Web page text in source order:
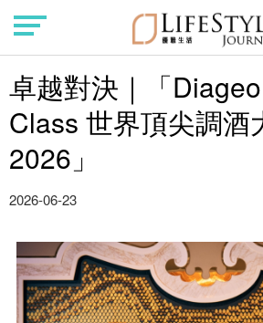
卓越對決｜「
Class 世界頂尖調酒
2026」
2026-06-23